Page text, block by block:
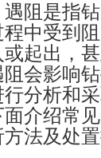
阻是指
中受到
起出，
会影响
分析和
介绍常
法及处置